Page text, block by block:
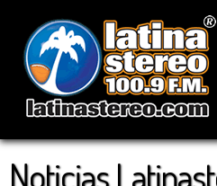
Noticias